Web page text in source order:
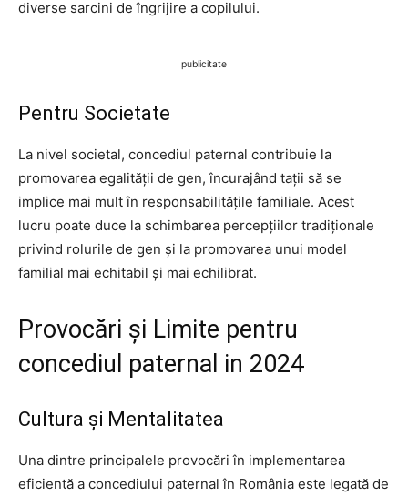
diverse sarcini de îngrijire a copilului.
publicitate
Pentru Societate
La nivel societal, concediul paternal contribuie la
promovarea egalității de gen, încurajând tații să se
implice mai mult în responsabilitățile familiale. Acest
lucru poate duce la schimbarea percepțiilor tradiționale
privind rolurile de gen și la promovarea unui model
familial mai echitabil și mai echilibrat.
Provocări și Limite pentru
concediul paternal in 2024
Cultura și Mentalitatea
Una dintre principalele provocări în implementarea
eficientă a concediului paternal în România este legată de